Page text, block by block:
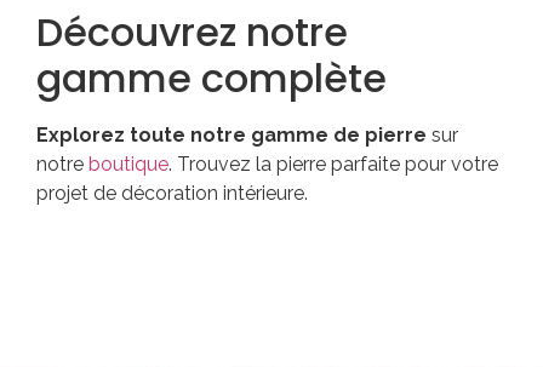
Découvrez notre
gamme complète
Explorez toute notre gamme de pierre sur
notre boutique. Trouvez la pierre parfaite pour votre
projet de décoration intérieure.